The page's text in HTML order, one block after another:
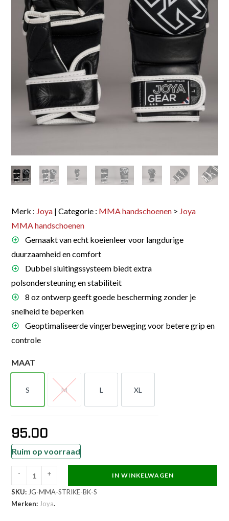
Merk : Joya | Categorie : MMA handschoenen > Joya
MMA handschoenen
Gemaakt van echt koeienleer voor langdurige
duurzaamheid en comfort
Dubbel sluitingssysteem biedt extra
polsondersteuning en stabiliteit
8 oz ontwerp geeft goede bescherming zonder je
snelheid te beperken
Geoptimaliseerde vingerbeweging voor betere grip en
controle
MAAT
S
S
M
M
L
L
XL
XL
95.00
Ruim op voorraad
Strike
Thailand
- + IN WINKELWAGEN
SKU: JG-MMA-STRIKE-BK-S
Merken: Joya.